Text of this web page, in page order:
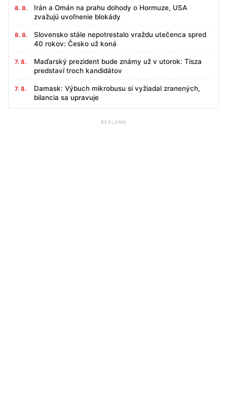
8. 8.
Irán a Omán na prahu dohody o Hormuze, USA
zvažujú uvoľnenie blokády
8. 8.
Slovensko stále nepotrestalo vraždu utečenca spred
40 rokov: Česko už koná
7. 8.
Maďarský prezident bude známy už v utorok: Tisza
predstaví troch kandidátov
7. 8.
Damask: Výbuch mikrobusu si vyžiadal zranených,
bilancia sa upravuje
REKLAMA